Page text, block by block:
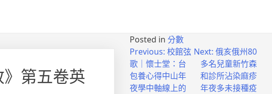
第五卷英
Posted in 分數
Previous: 校館弦
歌｜懷士堂：台
包養心得中山年
夜學中軸線上的
Next: 俄亥俄州80
多名兒童新竹森
和診所沾染麻疹
年夜多未接種疫